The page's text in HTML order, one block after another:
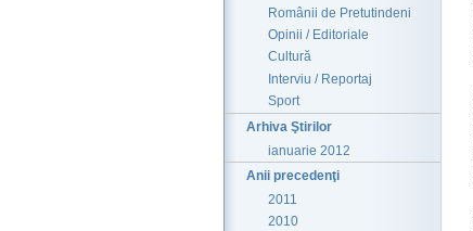
Românii de Pretutindeni
Opinii / Editoriale
Cultură
Interviu / Reportaj
Sport
Arhiva Ştirilor
ianuarie 2012
Anii precedenţi
2011
2010